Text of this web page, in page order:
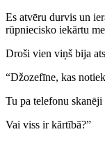
Es atvēru durvis un
rūpniecisko iekārtu
Droši vien viņš bija
“Džozefīne, kas
Tu pa telefonu
Vai viss ir kārtībā?”